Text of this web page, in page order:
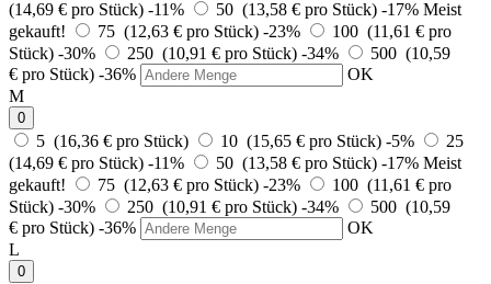
(14,69 € pro Stück) -11% 50 (13,58 € pro Stück) -17% Meist
gekauft!
75 (12,63 € pro Stück) -23%
100 (11,61 € pro
Stück) -30% 250 (10,91 € pro Stück) -34%
500 (10,59
€ pro Stück) -36%
OK
M
0
5 (16,36 € pro Stück) 10 (15,65 € pro Stück) -5%
25
(14,69 € pro Stück) -11% 50 (13,58 € pro Stück) -17% Meist
gekauft!
75 (12,63 € pro Stück) -23%
100 (11,61 € pro
Stück) -30% 250 (10,91 € pro Stück) -34%
500 (10,59
€ pro Stück) -36%
OK
L
0